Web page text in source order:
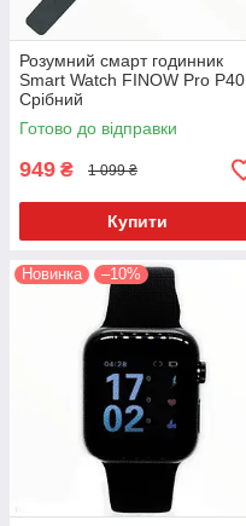
Розумний смарт годинник
Smart Watch FINOW Pro Р40
Срібний
Готово до відправки
949 ₴ 1 099 ₴
Купити
Новинка –10%